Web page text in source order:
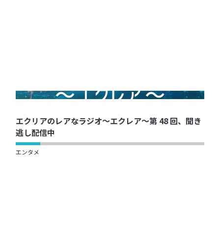
NOW PRINTING...
エクリアのレアなラジオ～エクレア～第 48 回、聞き
逃し配信中
エンタメ